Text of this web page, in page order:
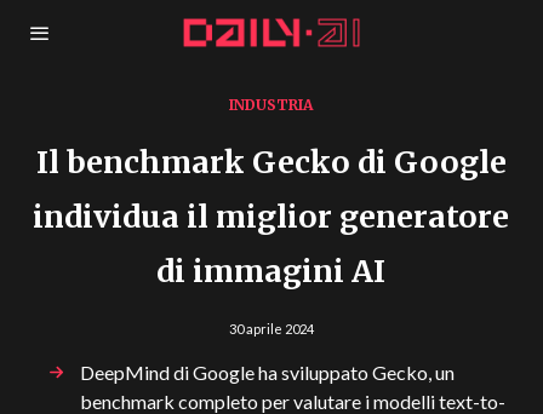
INDUSTRIA
Il benchmark Gecko di Google
individua il miglior generatore
di immagini AI
30 aprile 2024
DeepMind di Google ha sviluppato Gecko, un
benchmark completo per valutare i modelli text-to-